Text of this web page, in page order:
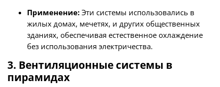
Применение:Эти системы использовались в
жилых домах, мечетях, и других общественных
зданиях, обеспечивая естественное охлаждение
без использования электричества.
3. Вентиляционные системы в
пирамидах